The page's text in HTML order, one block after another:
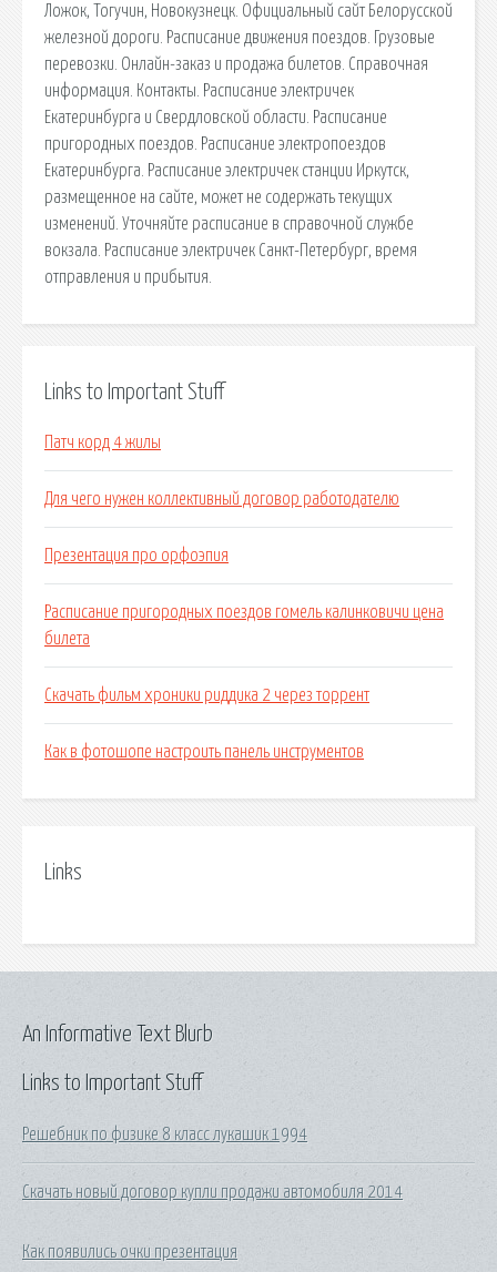
Ложок, Тогучин, Новокузнецк. Официальный сайт Белорусской
железной дороги. Расписание движения поездов. Грузовые
перевозки. Онлайн-заказ и продажа билетов. Справочная
информация. Контакты. Расписание электричек
Екатеринбурга и Свердловской области. Расписание
пригородных поездов. Расписание электропоездов
Екатеринбурга. Расписание электричек станции Иркутск,
размещенное на сайте, может не содержать текущих
изменений. Уточняйте расписание в справочной службе
вокзала. Расписание электричек Санкт-Петербург, время
отправления и прибытия.
Links to Important Stuff
Патч корд 4 жилы
Для чего нужен коллективный договор работодателю
Презентация про орфоэпия
Расписание пригородных поездов гомель калинковичи цена
билета
Скачать фильм хроники риддика 2 через торрент
Как в фотошопе настроить панель инструментов
Links
Links to Important Stuff
Решебник по физике 8 класс лукашик 1994
Скачать новый договор купли продажи автомобиля 2014
Как появились очки презентация
An Informative Text Blurb